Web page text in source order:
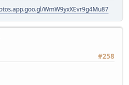
WmW9yxXEvr9g4Mu87
#258